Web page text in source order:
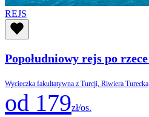
REJS
Popołudniowy rejs po
Wycieczka fakultatywna z Turcji, Riwiera Turecka
od 179zł/os.